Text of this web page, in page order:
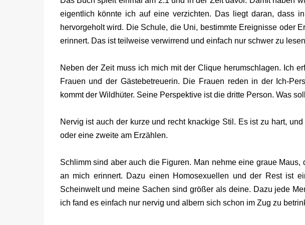
eigentlich könnte ich auf eine verzichten. Das liegt daran, dass
hervorgeholt wird. Die Schule, die Uni, bestimmte Ereignisse oder
erinnert. Das ist teilweise verwirrend und einfach nur schwer zu
Neben der Zeit muss ich mich mit der Clique herumschlagen. Ich
Frauen und der Gästebetreuerin. Die Frauen reden in der Ich-
kommt der Wildhüter. Seine Perspektive ist die dritte Person. Was
Nervig ist auch der kurze und recht knackige Stil. Es ist zu hart,
oder eine zweite am Erzählen.
Schlimm sind aber auch die Figuren. Man nehme eine graue
an mich erinnert. Dazu einen Homosexuellen und der Rest ist
Scheinwelt und meine Sachen sind größer als deine. Dazu jede
ich fand es einfach nur nervig und albern sich schon im Zug zu